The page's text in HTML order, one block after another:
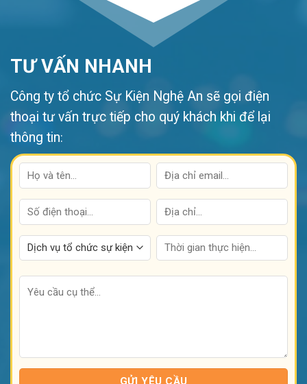
TƯ VẤN NHANH
Công ty tổ chức Sự Kiện Nghệ An sẽ gọi điện
thoại tư vấn trực tiếp cho quý khách khi để lại
thông tin: